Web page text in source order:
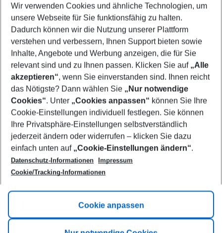
Select your date range
12/08/26–10/08/27 5-8 nights
Who will travel
2 adults No children
Show more filter
Footer
Footer navigation
Title A
Link A
Wir verwenden Cookies und ähnliche Technologien, um
unsere Webseite für Sie funktionsfähig zu halten.
Dadurch können wir die Nutzung unserer Plattform
verstehen und verbessern, Ihnen Support bieten sowie
Inhalte, Angebote und Werbung anzeigen, die für Sie
relevant sind und zu Ihnen passen. Klicken Sie auf „Alle
akzeptieren“, wenn Sie einverstanden sind. Ihnen reicht
das Nötigste? Dann wählen Sie „Nur notwendige
Cookies“. Unter „Cookies anpassen“ können Sie Ihre
Cookie-Einstellungen individuell festlegen. Sie können
Ihre Privatsphäre-Einstellungen selbstverständlich
jederzeit ändern oder widerrufen – klicken Sie dazu
einfach unten auf „Cookie-Einstellungen ändern“.
Datenschutz-Informationen
Impressum
Cookie/Tracking-Informationen
Cookie anpassen